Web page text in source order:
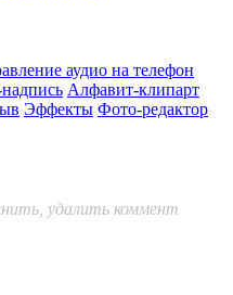
Алфавит-клипарт
Эффекты Фото-редактор
удалить коммент